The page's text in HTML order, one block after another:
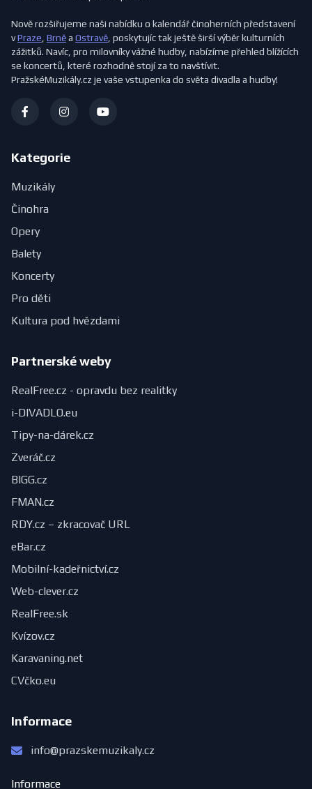
Nově rozšiřujeme naši nabídku o kalendář činoherních představení
vPraze Brněa Ostravě , poskytujíc tak ještě širší výběr kulturních
zážitků. Navíc, pro milovníky vážné hudby, nabízíme přehled blížících
se koncertů, které rozhodně stojí za to navštívit.
PražskéMuzikály.cz je vaše vstupenka do světa divadla a hudby!
Kategorie
Muzikály
Činohra
Opery
Balety
Koncerty
Pro děti
Kultura pod hvězdami
Partnerské weby
RealFree.cz - opravdu bez realitky
i-DIVADLO.eu
Tipy-na-dárek.cz
Zveráč.cz
BIGG.cz
FMAN.cz
RDY.cz – zkracovač URL
eBar.cz
Mobilní-kadeřnictví.cz
Web-clever.cz
RealFree.sk
Kvízov.cz
Karavaning.net
CVčko.eu
Informace
info@prazskemuzikaly.cz
Informace